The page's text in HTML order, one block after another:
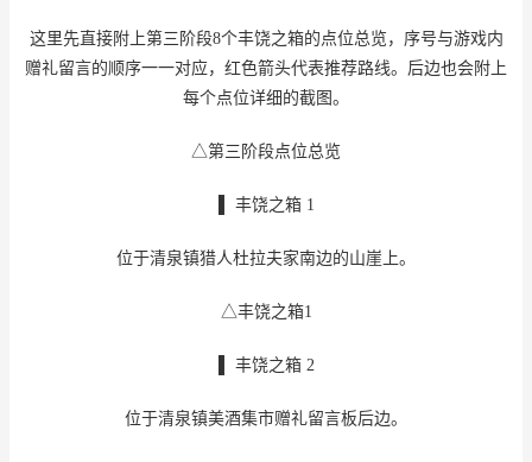
这里先直接附上第三阶段8个丰饶之箱的点位总览，序号与游戏内
赠礼留言的顺序一一对应，红色箭头代表推荐路线。后边也会附上
每个点位详细的截图。
△第三阶段点位总览
▌ 丰饶之箱 1
位于清泉镇猎人杜拉夫家南边的山崖上。
△丰饶之箱1
▌ 丰饶之箱 2
位于清泉镇美酒集市赠礼留言板后边。